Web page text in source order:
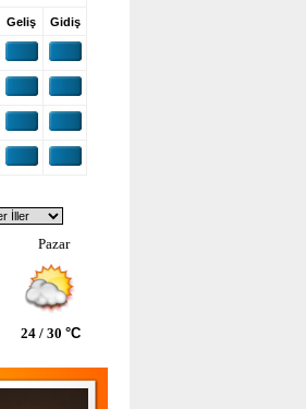
Geliş Gidiş
Pazar
24 / 30 °C